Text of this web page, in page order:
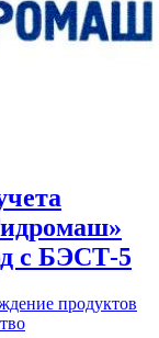
с БЭСТ-5
продуктов